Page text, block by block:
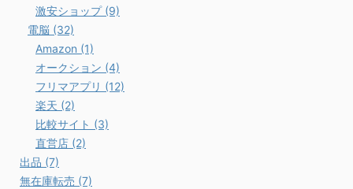
激安ショップ (9)
電脳 (32)
Amazon (1)
オークション (4)
フリマアプリ (12)
楽天 (2)
比較サイト (3)
直営店 (2)
出品 (7)
無在庫転売 (7)